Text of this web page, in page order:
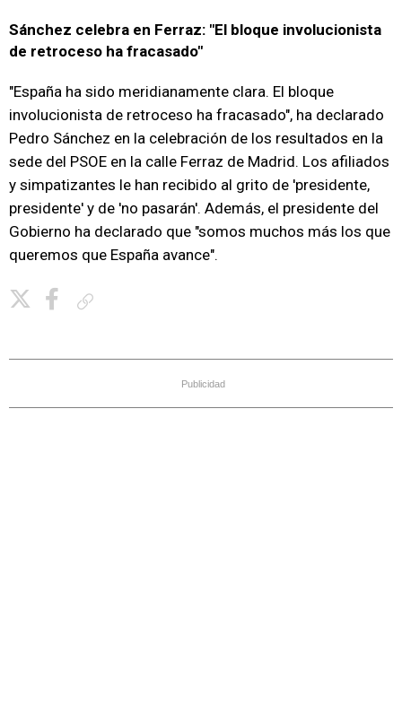
Sánchez celebra en Ferraz: "El bloque involucionista
de retroceso ha fracasado"
"España ha sido meridianamente clara. El bloque
involucionista de retroceso ha fracasado", ha declarado
Pedro Sánchez en la celebración de los resultados en la
sede del PSOE en la calle Ferraz de Madrid. Los afiliados
y simpatizantes le han recibido al grito de 'presidente,
presidente' y de 'no pasarán'. Además, el presidente del
Gobierno ha declarado que "somos muchos más los que
queremos que España avance".
Publicidad